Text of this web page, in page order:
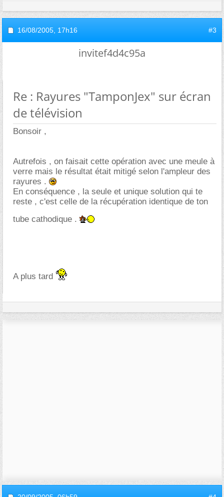
16/08/2005, 17h16 #3
invitef4d4c95a
Re : Rayures "TamponJex" sur écran
de télévision
Bonsoir ,
Autrefois , on faisait cette opération avec une meule à
verre mais le résultat était mitigé selon l'ampleur des
rayures .
En conséquence , la seule et unique solution qui te
reste , c'est celle de la récupération identique de ton
tube cathodique .
A plus tard